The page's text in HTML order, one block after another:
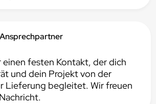
einen festen Kontakt, der dich
und dein Projekt von der
Lieferung begleitet. Wir freuen